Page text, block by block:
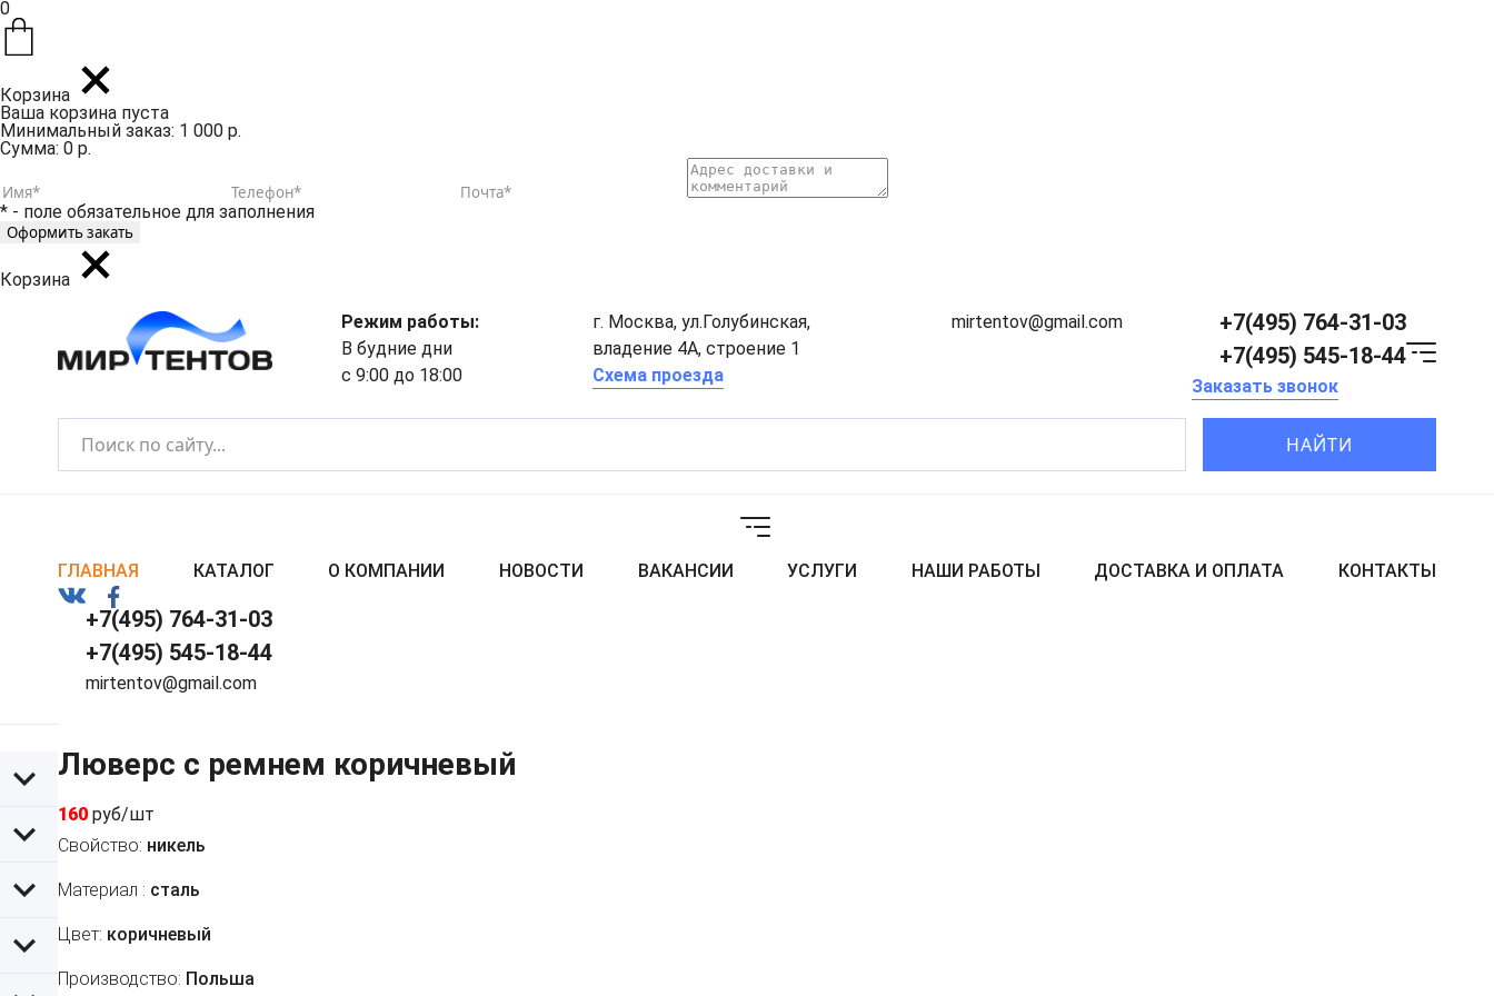
0
Корзина
Ваша корзина пуста
Минимальный заказ: 1 000 р.
Сумма: 0 р.
* - поле обязательное для заполнения
Корзина
Режим работы:
В будние дни
с 9:00 до 18:00
г. Москва, ул.Голубинская,
владение 4А, строение 1
Схема проезда
mirtentov@gmail.com
+7(495) 764-31-03
+7(495) 545-18-44
Заказать звонок
НАЙТИ
ГЛАВНАЯ КАТАЛОГ О КОМПАНИИ НОВОСТИ ВАКАНСИИ УСЛУГИ НАШИ РАБОТЫ ДОСТАВКА И ОПЛАТА КОНТАКТЫ
+7(495) 764-31-03
+7(495) 545-18-44
mirtentov@gmail.com
Люверс с ремнем коричневый
160 руб/шт
Свойство: никель
Материал : сталь
Цвет: коричневый
Производство: Польша